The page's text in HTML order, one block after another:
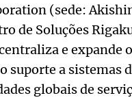
(sede:
de Soluções
e
suporte a sistemas
globais de